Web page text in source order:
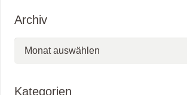
Archiv
Archiv
Kategorien